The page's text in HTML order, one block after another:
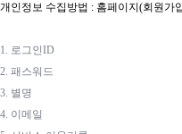
개인정보 수집방법 : 홈페이지(회원가
1. 로그인ID
2. 패스워드
3. 별명
4. 이메일